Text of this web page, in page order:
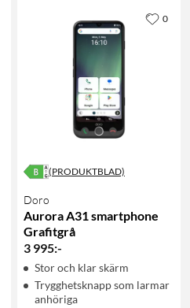
(PRODUKTBLAD)
Doro
Aurora A31 smartphone
Grafitgrå
3 995:-
Stor och klar skärm
Trygghetsknapp som larmar
anhöriga
0